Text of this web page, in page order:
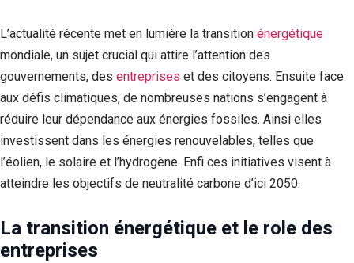
L’actualité récente met en lumière la transition énergétique
mondiale, un sujet crucial qui attire l’attention des
gouvernements, des entreprises et des citoyens. Ensuite face
aux défis climatiques, de nombreuses nations s’engagent à
réduire leur dépendance aux énergies fossiles. Ainsi elles
investissent dans les énergies renouvelables, telles que
l’éolien, le solaire et l’hydrogène. Enfi ces initiatives visent à
atteindre les objectifs de neutralité carbone d’ici 2050.
La transition énergétique et le role des
entreprises